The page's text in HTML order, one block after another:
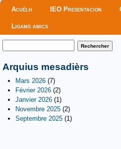
Menu principal
Acuèlh IEO Presentacion
Ligams amics
Formulaire de recherche
Arquius mesadièrs
Mars 2026 (7)
Février 2026 (2)
Janvier 2026 (1)
Novembre 2025 (2)
Septembre 2025 (1)